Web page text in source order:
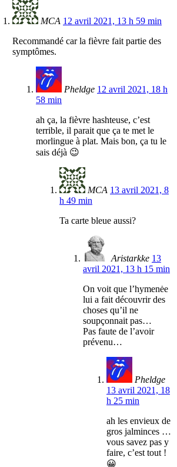
MCA 12 avril 2021, 13 h 59 min
Recommandé car la fièvre fait partie des
symptômes.
Pheldge 12 avril 2021, 18 h
58 min
ah ça, la fièvre hashteuse, c’est
terrible, il parait que ça te met le
morlingue à plat. Mais bon, ça tu le
sais déjà 😉
MCA 13 avril 2021, 8
h 49 min
Ta carte bleue aussi?
Aristarkke 13
avril 2021, 13 h 15 min
On voit que l’hymenėe
lui a fait découvrir des
choses qu’il ne
soupçonnait pas…
Pas faute de l’avoir
prévenu…
Pheldge
13 avril 2021, 18
h 25 min
ah les envieux de
gros jalminces …
vous savez pas y
faire, c’est tout !
😀